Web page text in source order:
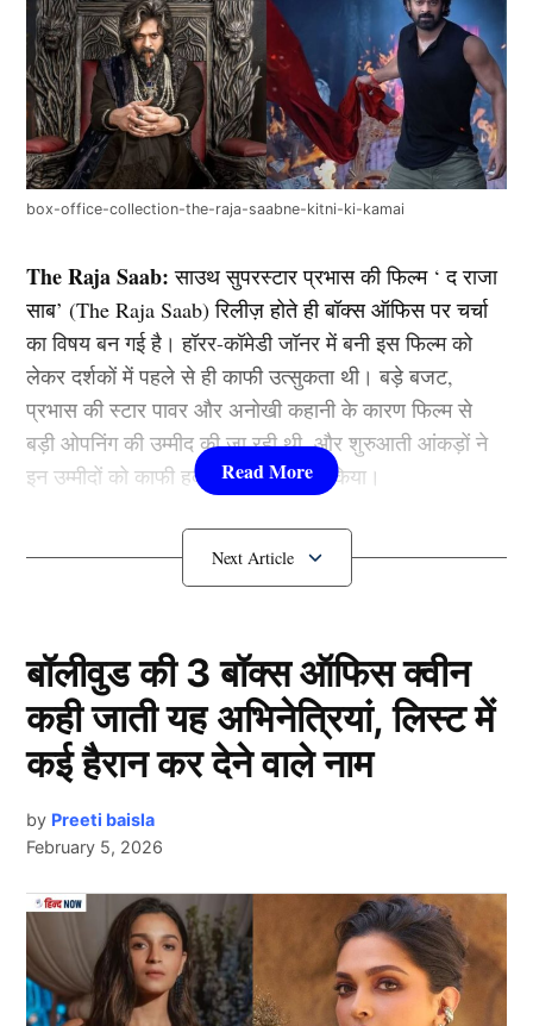
box-office-collection-the-raja-saabne-kitni-ki-kamai
The Raja Saab: साउथ सुपरस्टार प्रभास की फिल्म ‘ द राजा
साब’ (The Raja Saab) रिलीज़ होते ही बॉक्स ऑफिस पर चर्चा
का विषय बन गई है। हॉरर-कॉमेडी जॉनर में बनी इस फिल्म को
लेकर दर्शकों में पहले से ही काफी उत्सुकता थी। बड़े बजट,
प्रभास की स्टार पावर और अनोखी कहानी के कारण फिल्म से
बड़ी ओपनिंग की उम्मीद की जा रही थी, और शुरुआती आंकड़ों ने
इन उम्मीदों को काफी हद तक सही साबित किया।
The Raja Saab बॉक्स ऑफिस कलेक्शन
The Raja Saab
प्रभास स्टारर ‘द राजा साब’ (The Raja Saab) ने रिलीज़ के
पहले दिन बॉक्स ऑफिस पर शानदार शुरुआत की। रिपोर्ट्स के
मुताबिक, फिल्म ने पहले दिन वर्ल्डवाइड 50 करोड़ रुपये से ज्यादा
Next Article
बॉलीवुड की 3 बॉक्स ऑफिस क्वीन
कही जाती यह अभिनेत्रियां, लिस्ट में
कई हैरान कर देने वाले नाम
by Preeti baisla
February 5, 2026